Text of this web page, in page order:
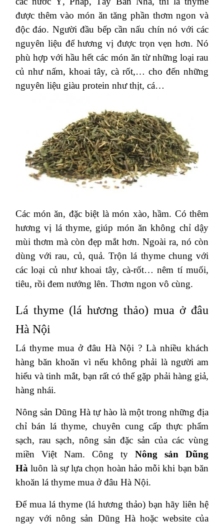
được thêm vào món ăn tăng phần thơm ngon và
độc đáo. Người đầu bếp cần nấu chín nó với các
nguyên liệu để hương vị được trọn vẹn hơn. Nó
phù hợp với hầu hết các món ăn từ những loại rau
củ như nấm, khoai tây, cà rốt,… cho đến những
nguyên liệu giàu protein như thịt, cá…
Các món ăn, đặc biệt là món xào, hầm. Có thêm
hương vị lá thyme, giúp món ăn không chỉ dậy
mùi thơm mà còn đẹp mắt hơn. Ngoài ra, nó còn
dùng với rau, củ, quả. Trộn lá thyme chung với
các loại củ như khoai tây, cà-rốt… nêm tí muối,
tiêu, rồi đem nướng lên. Thơm ngon vô cùng.
Lá thyme (lá hương thảo) mua ở đâu
Hà Nội
Lá thyme mua ở đâu Hà Nội ? Là nhiều khách
hàng băn khoăn vì nếu không phải là người am
hiểu và tinh mắt, bạn rất có thể gặp phải hàng giả,
hàng nhái.
Nông sản Dũng Hà tự hào là một trong những địa
chỉ bán lá thyme, chuyên cung cấp thực phẩm
sạch, rau sạch, nông sản đặc sản của các vùng
miền Việt Nam. Công ty Nông sản Dũng
Hà luôn là sự lựa chọn hoàn hảo mỗi khi bạn băn
khoăn lá thyme mua ở đâu Hà Nội.
Để mua lá thyme (lá hương thảo) bạn hãy liên hệ
ngay với nông sản Dũng Hà hoặc website của